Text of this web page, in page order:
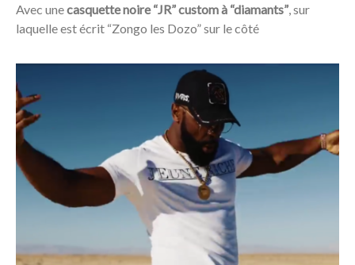
Avec unecasquette noire “JR” custom à “diamants” , sur
laquelle est écrit “Zongo les Dozo” sur le côté